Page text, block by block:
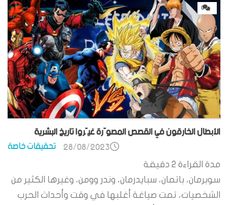
0
الأبطال الخارقون في القصص المصوّرة غيّروا تاريخ البشرية
تحقيقات خاصة 28/08/2023
مدة القراءة 2 دقيقة
سوبرمان، باتمان، سبايدرمان، وندر وومن، وغيرها الكثير من
الشخصيات، تمت صياغة أغلبها في وقت وأحداث الحرب